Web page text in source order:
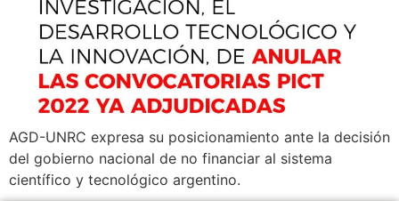
AGD-UNRC expresa su posicionamiento ante la decisión
del gobierno nacional de no financiar al sistema
científico y tecnológico argentino.